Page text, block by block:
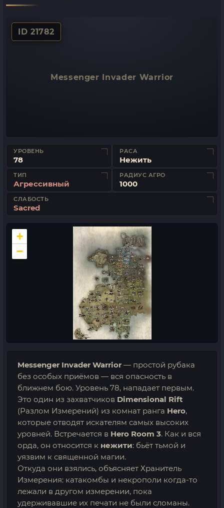
ID 21782
Messenger Invader Warrior
УРОВЕНЬ
78
РАСА
Нежить
ТИП
Агрессивный
РАДИУС АГРО
1000
СЛАБОСТЬ
Sacred
+
−
Messenger Invader Warrior — простой рубака
без особых приёмов — вся опасность в
ближнем бою. Уровень 78, нападает первым.
Это один из захватчиков Dimensional Rift
(Разлом Измерений) из комнат ранга Hero,
которые отводят искателям самых высоких
уровней. Встречается в Hero Room 3. Как и вся
орда, он относится к нежити: бьёт тьмой и
уязвим к священной магии.
Откуда они взялись, объясняет Хранитель
Измерения: катакомбы и некрополи когда-то
лежали в другом измерении, пока
удерживавшие их печати не были сломаны.